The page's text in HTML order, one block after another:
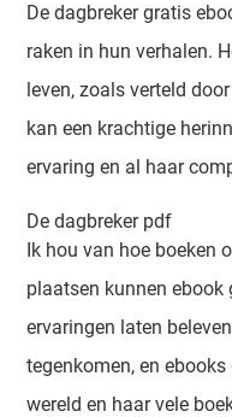
De dagbreker gratis
raken in hun verhalen.
leven, zoals verteld
kan een krachtige
ervaring en al haar
De dagbreker pdf
Ik hou van hoe boeken
plaatsen kunnen
ervaringen laten
tegenkomen, en
wereld en haar vele